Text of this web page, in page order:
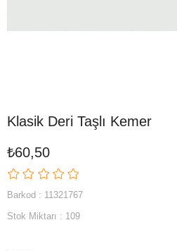
Klasik Deri Taşlı Kemer
₺60,50
Barkod : 11321767
Stok Miktarı : 109